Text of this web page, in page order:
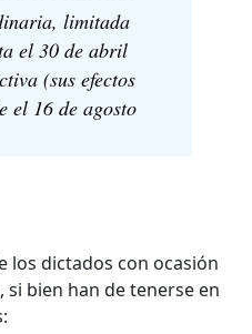
limitada
el 30 de abril
(sus efectos
el 16 de agosto
los dictados con ocasión
bien han de tenerse en